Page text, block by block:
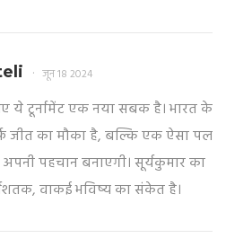
जून 18 2024
ये टूर्नामेंट एक नया सबक है। भारत के
जीत का मौका है, बल्कि एक ऐसा पल
पहचान बनाएगी। सूर्यकुमार का
वाकई भविष्य का संकेत है।